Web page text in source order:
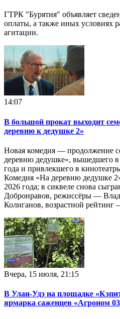
ГТРК "Бурятия" объявляет
оплаты, а также иных условиях
агитации.
14:07
В большой прокат выходит
деревню к дедушке 2»
Новая комедия — продолжение
деревню дедушке», вышедшего
года и привлекшего в
Комедия «На деревню дедушке
2026 года; в сиквеле снова
Добронравов, режиссёры —
Колиганов, возрастной рейтинг
Вчера, 15 июля, 21:15
В Улан-Удэ на площадке
ярмарка саженцев «Агроном